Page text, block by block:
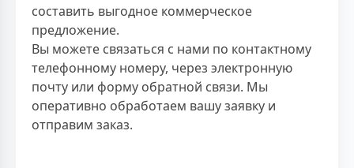
составить выгодное коммерческое
предложение.
Вы можете связаться с нами по контактному
телефонному номеру, через электронную
почту или форму обратной связи. Мы
оперативно обработаем вашу заявку и
отправим заказ.